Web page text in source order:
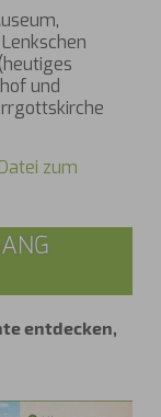
und
zum
entdecken,